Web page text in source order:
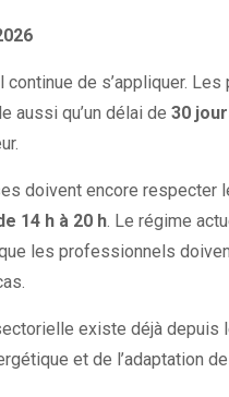
continue de s’appliquer.
aussi qu’un délai de 30
doivent encore respecter
14 h à 20 h. Le régime
les professionnels
existe déjà depuis
et de l’adaptation